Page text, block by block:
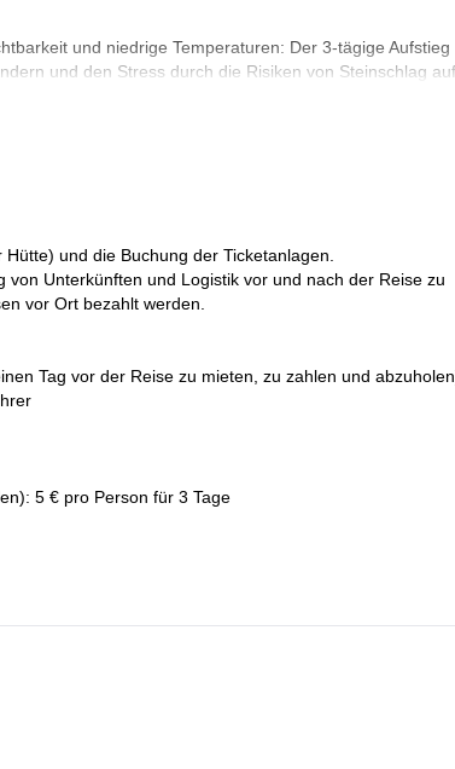
und niedrige Temperaturen: Der 3-tägige Aufstieg
und den Stress durch die Risiken von Steinschlag
zu gehen und etwa 12 Stunden bergauf zu wandern,
sie eine große körperliche Anstrengung, daher ist
ebenfalls sehr wichtig. Vorherige
und Eispickeltechnik sind notwendig, bevor Sie
um den Mont Blanc in 3 Tagen zu besteigen,
Sie an unserer
Sie uns bitte: Wir geben Ihnen gerne unsere
und besten Bedingungen durchzuführen.
und die Buchung der Ticketanlagen.
Unterkünften und Logistik vor und nach der Reise zu
vor Ort bezahlt werden.
Tag vor der Reise zu mieten, zu zahlen und
5 € pro Person für 3 Tage